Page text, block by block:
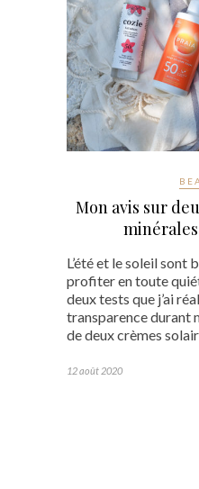
Mon avis sur
L’été et le soleil sont
profiter en toute
deux tests que j’ai
transparence durant
de deux crèmes
12 août 2020